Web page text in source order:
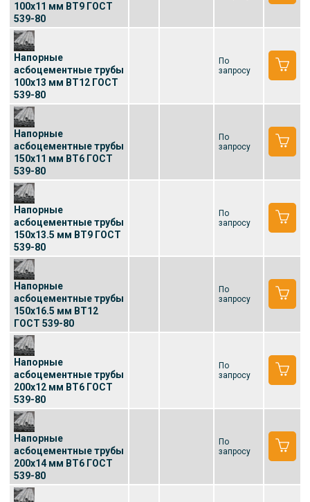
100x11 мм ВТ9 ГОСТ
539-80
Напорные
асбоцементные трубы
100x13 мм ВТ12 ГОСТ
539-80
По
запросу
Напорные
асбоцементные трубы
150x11 мм ВТ6 ГОСТ
539-80
По
запросу
Напорные
асбоцементные трубы
150x13.5 мм ВТ9 ГОСТ
539-80
По
запросу
Напорные
асбоцементные трубы
150x16.5 мм ВТ12
ГОСТ 539-80
По
запросу
Напорные
асбоцементные трубы
200x12 мм ВТ6 ГОСТ
539-80
По
запросу
Напорные
асбоцементные трубы
200x14 мм ВТ6 ГОСТ
539-80
По
запросу